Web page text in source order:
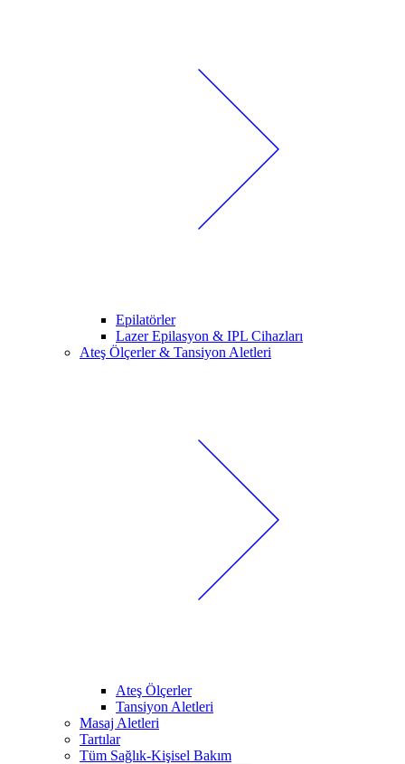
Epilatörler
Lazer Epilasyon & IPL Cihazları
Ateş Ölçerler & Tansiyon Aletleri
Ateş Ölçerler
Tansiyon Aletleri
Masaj Aletleri
Tartılar
Tüm Sağlık-Kişisel Bakım